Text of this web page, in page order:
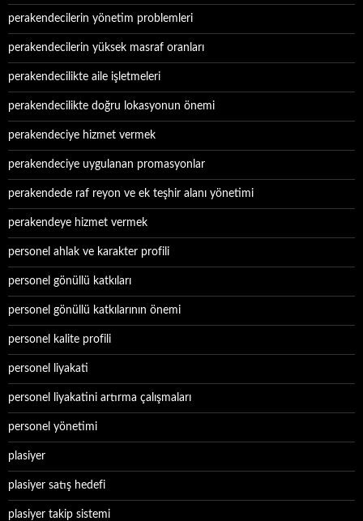
perakendecilerin yönetim problemleri
perakendecilerin yüksek masraf oranları
perakendecilikte aile işletmeleri
perakendecilikte doğru lokasyonun önemi
perakendeciye hizmet vermek
perakendeciye uygulanan promasyonlar
perakendede raf reyon ve ek teşhir alanı yönetimi
perakendeye hizmet vermek
personel ahlak ve karakter profili
personel gönüllü katkıları
personel gönüllü katkılarının önemi
personel kalite profili
personel liyakati
personel liyakatini artırma çalışmaları
personel yönetimi
plasiyer
plasiyer satış hedefi
plasiyer takip sistemi